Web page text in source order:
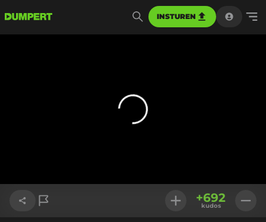
INSTUREN
+692
kudos